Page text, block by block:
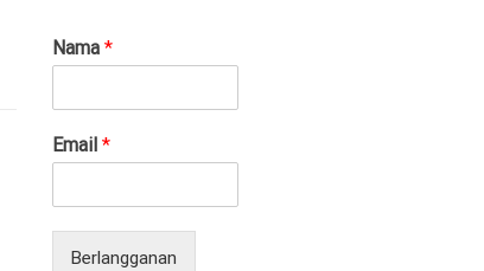
Nama *
Email *
Berlangganan